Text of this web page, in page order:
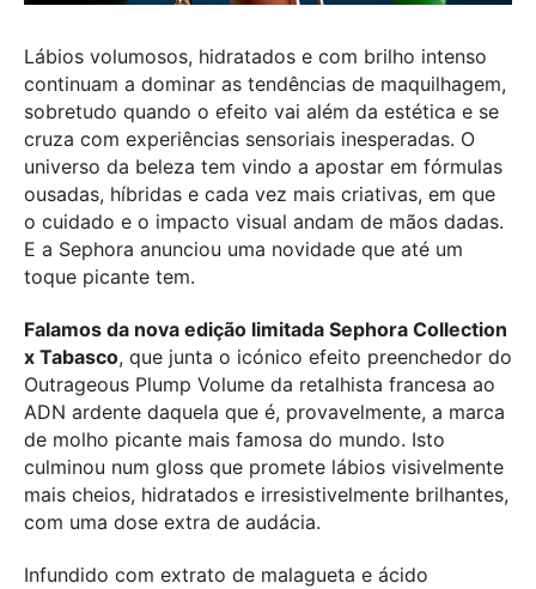
Lábios volumosos, hidratados e com brilho intenso
continuam a dominar as tendências de maquilhagem,
sobretudo quando o efeito vai além da estética e se
cruza com experiências sensoriais inesperadas. O
universo da beleza tem vindo a apostar em fórmulas
ousadas, híbridas e cada vez mais criativas, em que
o cuidado e o impacto visual andam de mãos dadas.
E a Sephora anunciou uma novidade que até um
toque picante tem.
Falamos da nova edição limitada Sephora Collection
x Tabasco, que junta o icónico efeito preenchedor do
Outrageous Plump Volume da retalhista francesa ao
ADN ardente daquela que é, provavelmente, a marca
de molho picante mais famosa do mundo. Isto
culminou num gloss que promete lábios visivelmente
mais cheios, hidratados e irresistivelmente brilhantes,
com uma dose extra de audácia.
Infundido com extrato de malagueta e ácido